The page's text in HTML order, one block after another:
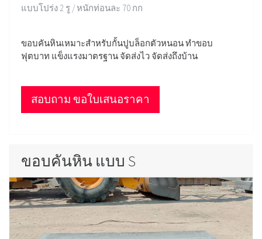
แบบโปร่ง 2 รู / หนักท่อนละ 70 กก
ขอบคันหินเหมาะสำหรับกั้นปูบล็อกตัวหนอน ทำขอบ
ฟุตบาท แข็งแรงมาตรฐาน จัดส่งไว จัดส่งถึงบ้าน
สอบถาม ขอใบเสนอราคา
ขอบคันหิน แบบ S